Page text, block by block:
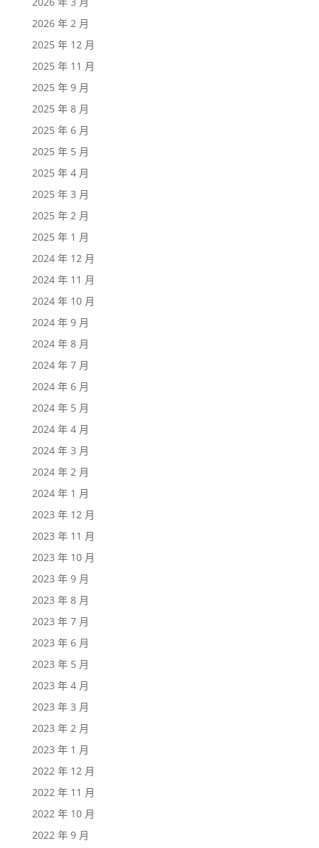
2026 年 2 月
2025 年 12 月
2025 年 11 月
2025 年 9 月
2025 年 8 月
2025 年 6 月
2025 年 5 月
2025 年 4 月
2025 年 3 月
2025 年 2 月
2025 年 1 月
2024 年 12 月
2024 年 11 月
2024 年 10 月
2024 年 9 月
2024 年 8 月
2024 年 7 月
2024 年 6 月
2024 年 5 月
2024 年 4 月
2024 年 3 月
2024 年 2 月
2024 年 1 月
2023 年 12 月
2023 年 11 月
2023 年 10 月
2023 年 9 月
2023 年 8 月
2023 年 7 月
2023 年 6 月
2023 年 5 月
2023 年 4 月
2023 年 3 月
2023 年 2 月
2023 年 1 月
2022 年 12 月
2022 年 11 月
2022 年 10 月
2022 年 9 月